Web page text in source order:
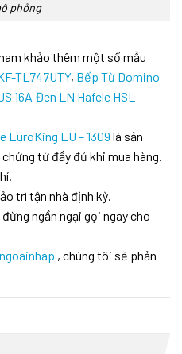
phỏng
khảo thêm một số mẫu
TL747UTY, Bếp Từ Domino
16A Đen LN Hafele HSL
EuroKing EU – 1309 là sản
từ đầy đủ khi mua hàng.
trì tận nhà định kỳ.
ngần ngại gọi ngay cho
, chúng tôi sẽ phản